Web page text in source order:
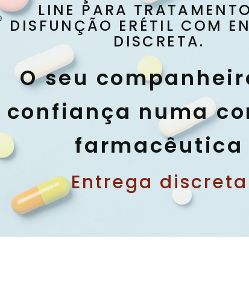
LINE PARA
DISFUNÇÃO ERÉTIL COM
DISCRETA.
O seu
confiança numa
farmacêutica
Entrega discreta